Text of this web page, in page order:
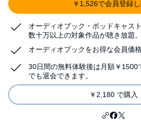
￥1,526で会員登録し
オーディオブック・ポッドキャス
数十万以上の対象作品が聴き放題。
オーディオブックをお得な会員価
30日間の無料体験後は月額￥1500
でも退会できます。
￥2,180 で購入